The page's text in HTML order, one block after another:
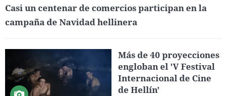
Casi un centenar de comercios participan en la
campaña de Navidad hellinera
Más de 40 proyecciones
engloban el 'V Festival
Internacional de Cine
de Hellín'